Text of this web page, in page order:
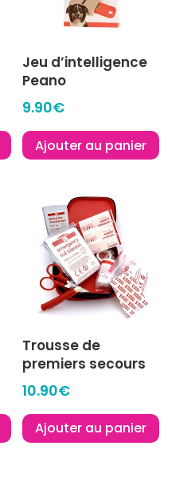
Jeu d’intelligence
Peano
9.90€
Ajouter au panier
Trousse de
premiers secours
10.90€
Ajouter au panier